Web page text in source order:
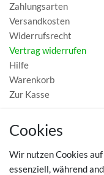
Zahlungsarten
Versandkosten
Widerrufsrecht
Vertrag widerrufen
Hilfe
Warenkorb
Zur Kasse
MEIN KONTO
Cookies
Wir nutzen Cookies
essenziell, während